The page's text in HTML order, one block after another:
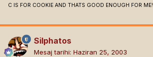
C IS FOR COOKIE AND THATS GOOD ENOUGH FOR ME!
Silphatos
Mesaj tarihi: Haziran 25, 2003